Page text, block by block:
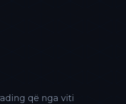
që nga viti